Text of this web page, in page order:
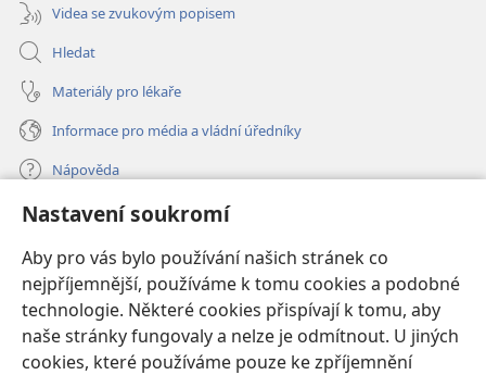
Nastavení soukromí
Aby pro vás bylo používání našich stránek co
nejpříjemnější, používáme k tomu cookies a podobné
technologie. Některé cookies přispívají k tomu, aby
naše stránky fungovaly a nelze je odmítnout. U jiných
cookies, které používáme pouze ke zpříjemnění
Videa se zvukovým popisem
Hledat
Materiály pro lékaře
Informace pro média a vládní úředníky
Nápověda
Dary
nové
okno) ONLINE KNIHOVNA Strážné věže
(otevřeno
nové
okno)JW Hub®
(otevřeno
nové